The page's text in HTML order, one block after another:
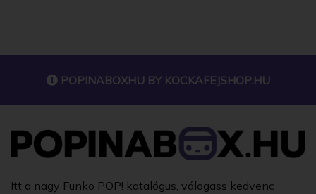
POPINABOXHU BY KOCKAFEJSHOP.HU
Itt a nagy Funko POP! katalógus, válogass kedvenc